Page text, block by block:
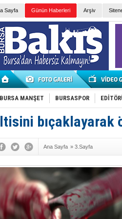
Sayfa Günün Haberleri Arşiv
BURSA MANŞET BURSASPOR
bıçaklayarak
Ana Sayfa » 3.Sayfa